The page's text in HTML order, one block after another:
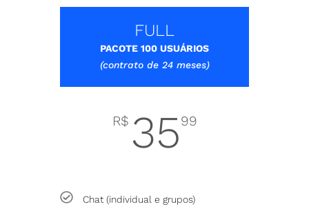
FULL
PACOTE 100 USUÁRIOS
(contrato de 24 meses)
R$ 3599
Chat (individual e grupos)